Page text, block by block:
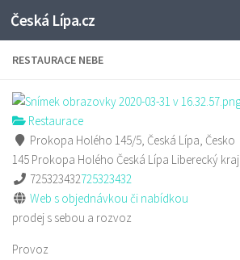
Skip to content
Česká Lípa.cz
RESTAURACE NEBE
Restaurace
Prokopa Holého 145/5, Česká Lípa, Česko
145 Prokopa Holého Česká Lípa Liberecký kraj
725323432725323432
Web s objednávkou či nabídkou
prodej s sebou a rozvoz
Provoz